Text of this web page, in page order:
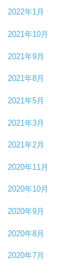
2022年1月
2021年10月
2021年9月
2021年8月
2021年5月
2021年3月
2021年2月
2020年11月
2020年10月
2020年9月
2020年8月
2020年7月